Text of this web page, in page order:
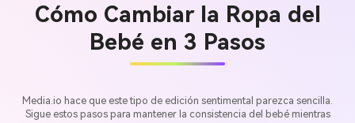
Cómo Cambiar la Ropa del
Bebé en 3 Pasos
Media.io hace que este tipo de edición sentimental parezca sencilla.
Sigue estos pasos para mantener la consistencia del bebé mientras